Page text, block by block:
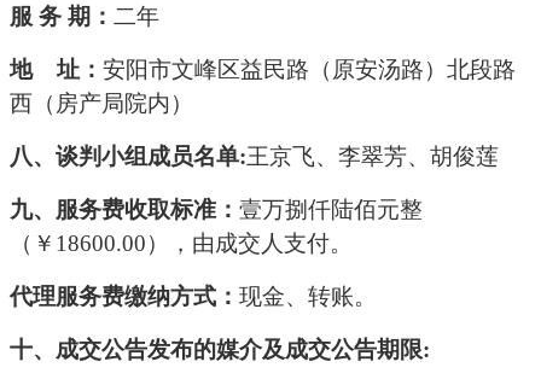
服 务 期： 二年
地 址： 安阳市文峰区益民路（原安汤路）北段路
西（房产局院内）
八、谈判小组 成员名单:王京飞、李翠芳、胡俊莲
九、 服务费收取标准： 壹万捌仟陆佰元整
（￥ 18600.00），由成交人支付。
代理服务费缴纳方式： 现金、转账。
十、 成交公告发布的媒介及成交公告期限: